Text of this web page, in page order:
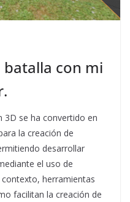
batalla con mi
3D se ha convertido en
la creación de
desarrollar
el uso de
herramientas
facilitan la creación de